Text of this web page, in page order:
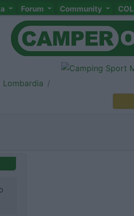
Forum Community COL
Lombardia